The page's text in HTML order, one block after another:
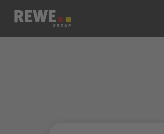
Zum Inhalt springen